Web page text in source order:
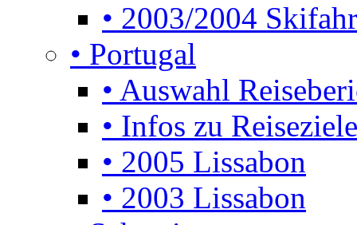
• 2003/2004
• Portugal
• Auswahl
• Infos zu
• 2005 Lissabon
• 2003 Lissabon